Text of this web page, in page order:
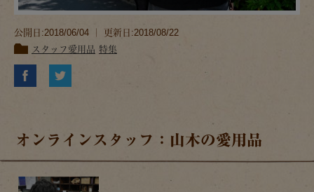
公開日:2018/06/04 ｜ 更新日:2018/08/22
スタッフ愛用品 特集
オンラインスタッフ：山木の愛用品